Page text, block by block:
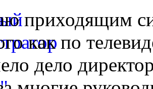
приходящим
как по
дело